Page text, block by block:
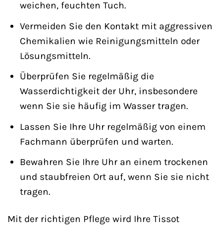
weichen, feuchten Tuch.
Vermeiden Sie den Kontakt mit aggressiven
Chemikalien wie Reinigungsmitteln oder
Lösungsmitteln.
Überprüfen Sie regelmäßig die
Wasserdichtigkeit der Uhr, insbesondere
wenn Sie sie häufig im Wasser tragen.
Lassen Sie Ihre Uhr regelmäßig von einem
Fachmann überprüfen und warten.
Bewahren Sie Ihre Uhr an einem trockenen
und staubfreien Ort auf, wenn Sie sie nicht
tragen.
Mit der richtigen Pflege wird Ihre Tissot